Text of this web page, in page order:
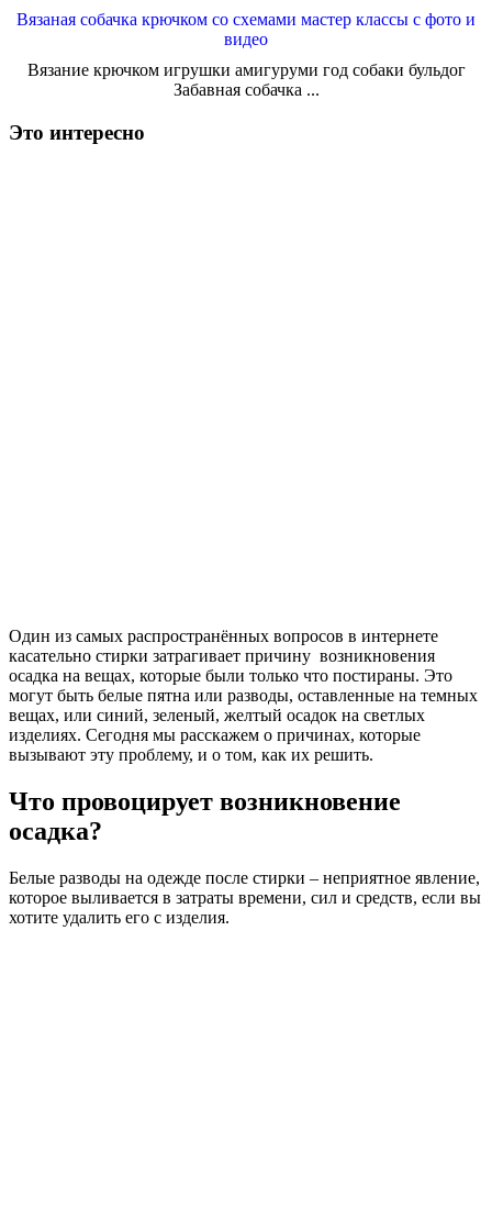
Вязаная собачка крючком со схемами мастер классы с фото и
видео
Вязание крючком игрушки амигуруми год собаки бульдог
Забавная собачка ...
Это интересно
Один из самых распространённых вопросов в интернете
касательно стирки затрагивает причину возникновения
осадка на вещах, которые были только что постираны. Это
могут быть белые пятна или разводы, оставленные на темных
вещах, или синий, зеленый, желтый осадок на светлых
изделиях. Сегодня мы расскажем о причинах, которые
вызывают эту проблему, и о том, как их решить.
Что провоцирует возникновение
осадка?
Белые разводы на одежде после стирки – неприятное явление,
которое выливается в затраты времени, сил и средств, если вы
хотите удалить его с изделия.